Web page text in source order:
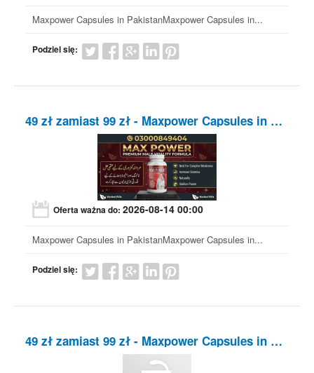
Maxpower Capsules in PakistanMaxpower Capsules in...
Podziel się:
49 zł zamiast 99 zł - Maxpower Capsules in Pakistan
Oferta ważna do: 2026-08-14 00:00
Maxpower Capsules in PakistanMaxpower Capsules in...
Podziel się:
49 zł zamiast 99 zł - Maxpower Capsules in Pakistan